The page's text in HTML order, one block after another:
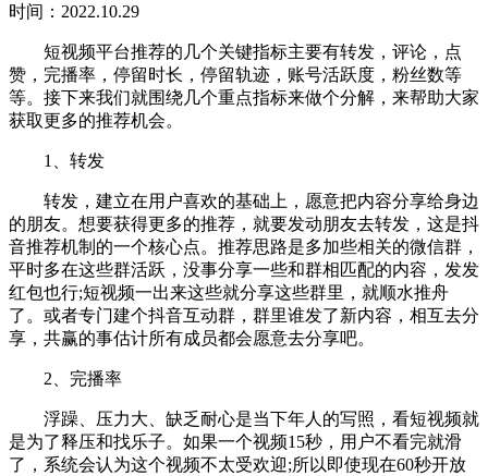
时间：2022.10.29
短视频平台推荐的几个关键指标主要有转发，评论，点
赞，完播率，停留时长，停留轨迹，账号活跃度，粉丝数等
等。接下来我们就围绕几个重点指标来做个分解，来帮助大家
获取更多的推荐机会。
1、转发
转发，建立在用户喜欢的基础上，愿意把内容分享给身边
的朋友。想要获得更多的推荐，就要发动朋友去转发，这是抖
音推荐机制的一个核心点。推荐思路是多加些相关的微信群，
平时多在这些群活跃，没事分享一些和群相匹配的内容，发发
红包也行;短视频一出来这些就分享这些群里，就顺水推舟
了。或者专门建个抖音互动群，群里谁发了新内容，相互去分
享，共赢的事估计所有成员都会愿意去分享吧。
2、完播率
浮躁、压力大、缺乏耐心是当下年人的写照，看短视频就
是为了释压和找乐子。如果一个视频15秒，用户不看完就滑
了，系统会认为这个视频不太受欢迎;所以即使现在60秒开放